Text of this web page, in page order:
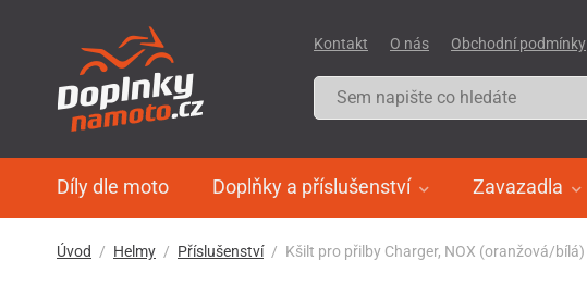
Díly dle moto Doplňky a příslušenství Zavazadla
Kontakt O nás Obchodní podmínky
Úvod Helmy Příslušenství Kšilt pro přilby Charger, NOX (oranžová/bílá)